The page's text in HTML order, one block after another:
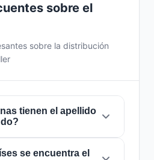
sobre el
sobre la distribución
tienen el apellido
3.593
se encuentra el